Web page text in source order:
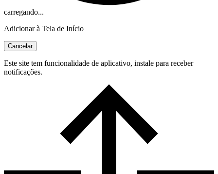
carregando...
Adicionar à Tela de Início
Cancelar
Este site tem funcionalidade de aplicativo, instale para receber
notificações.